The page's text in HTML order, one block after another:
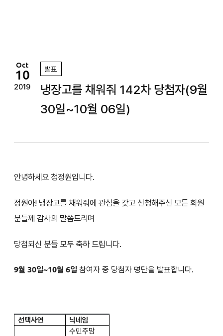
Oct
10
2019
발표
냉장고를 채워줘 142차 당첨자(9월
30일~10월 06일)
안녕하세요 청정원입니다.
정원아! 냉장고를 채워줘에 관심을 갖고 신청해주신 모든 회원
분들께 감사의 말씀드리며
당첨되신 분들 모두 축하 드립니다.
9월 30일~10월 6일 참여자 중 당첨자 명단을 발표합니다.
선택사연 닉네임
수민주맘